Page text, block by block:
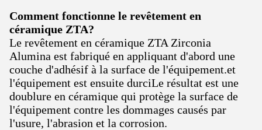
Comment fonctionne le revêtement en
céramique ZTA?
Le revêtement en céramique ZTA Zirconia
Alumina est fabriqué en appliquant d'abord une
couche d'adhésif à la surface de l'équipement.et
l'équipement est ensuite durciLe résultat est une
doublure en céramique qui protège la surface de
l'équipement contre les dommages causés par
l'usure, l'abrasion et la corrosion.